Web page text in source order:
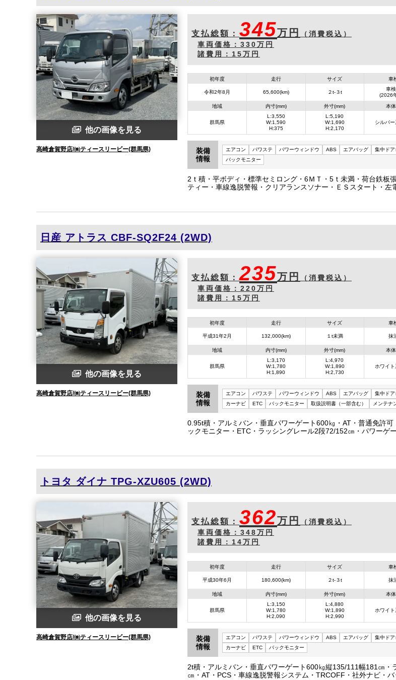
他の画像を見る
高崎倉賀野店/㈱ティースリービー(群馬県)
支払総額： 345万円
（消費税込）
車両価格： 330万円
諸費用： 15万円
初年度
令和2年8月
走行
65,600(km)
サイズ
２t-３t
車
車
(2026
地域
群馬県
内寸(mm)
L:3,550
W:1,590
H:375
外寸(mm)
L:5,190
W:1,690
H:2,170
本
シルバー
装備
情報
エアコン パワステ パワーウィンドウ ABS エアバッグ 集中ドア
バックモニター
2ｔ積・平ボディ・標準セミロング・6ＭＴ・5ｔ未満・荷台鉄板
ティー・車線逸脱警報・クリアランスソナー・ＥＳスタート・左
日産 アトラス CBF-SQ2F24 (2WD)
他の画像を見る
高崎倉賀野店/㈱ティースリービー(群馬県)
支払総額：235万円
（消費税込）
車両価格： 220万円
諸費用： 15万円
初年度
平成31年2月
走行
132,000(km)
サイズ
１t未満
車
抹
地域
群馬県
内寸(mm)
L:3,170
W:1,780
H:1,890
外寸(mm)
L:4,970
W:1,890
H:2,730
本
ホワイト
装備
情報
エアコン パワステ パワーウィンドウ ABS エアバッグ 集中ドア
カーナビ
ETC バックモニター 取扱説明書（一部含む） メンテナ
0.95t積・アルミバン・垂直パワーゲート600㎏・AT・普通免許
ックモニター・ETC・ラッシングレール2段72/152㎝・パワーゲ
トヨタ ダイナ TPG-XZU605 (2WD)
他の画像を見る
高崎倉賀野店/㈱ティースリービー(群馬県)
支払総額： 362万円
（消費税込）
車両価格： 348万円
諸費用： 14万円
初年度
平成30年6月
走行
180,600(km)
サイズ
２t-３t
車
抹
地域
群馬県
内寸(mm)
L:3,150
W:1,780
H:2,090
外寸(mm)
L:4,880
W:1,890
H:2,990
本
ホワイト
装備
情報
エアコン パワステ パワーウィンドウ ABS エアバッグ 集中ドア
カーナビ
ETC バックモニター
2t積・アルミバン・垂直パワーゲート600㎏縦135/111幅181㎝・
㎝・AT・PCS・車線逸脱警報システム・TRCOFF・社外ナビ・